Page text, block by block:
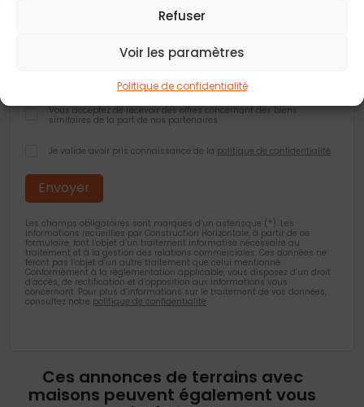
Refuser
Voir les paramètres
Politique de confidentialité
similaires de la part de Construction Horizontale
Vous acceptez de recevoir des offres concernant des biens
similaires de la part de nos partenaires
Je valide avoir pris connaissance de la politique de confidentialité
Les champs obligatoires sont marqués d’un astérisque (*). Les
informations recueillies par Construction Horizontale, à partir de ce
formulaire, font l’objet d’un traitement informatisé nécessaire au
traitement et à la gestion des relations commerciales. Ces données ne
feront pas l’objet d’un autre traitement que celui mentionné.
Conformément à la règlementation applicable, vous disposez d’un droit
d’accès, de rectification et d’opposition aux informations vous
concernant. Pour plus d’informations sur le traitement de vos données,
consultez notre politique de confidentialité
Ces annonces de terrains avec
maisons peuvent également vous